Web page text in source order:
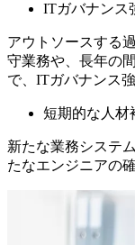
ITガバナンス
アウトソースする
守業務や、長年の
で、ITガバナンス
短期的な人材
新たな業務システ
たなエンジニアの